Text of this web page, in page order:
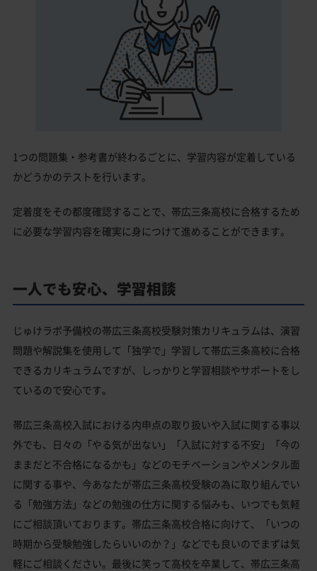
1つの問題集・参考書が終わるごとに、学習内容が定着している
かどうかのテストを行います。
定着度をその都度確認することで、帯広三条高校に合格するため
に必要な学習内容を確実に身につけて進めることができます。
一人でも安心、学習相談
じゅけラボ予備校の帯広三条高校受験対策カリキュラムは、演習
問題や解説集を使用して「独学で」学習して帯広三条高校に合格
できるカリキュラムですが、しっかりと学習相談やサポートをし
ているので安心です。
帯広三条高校入試における内申点の取り扱いや入試に関する事以
外でも、日々の「やる気が出ない」「入試に対する不安」「今の
ままだと不合格になるかも」などのモチベーションやメンタル面
に関する事や、今あなたが帯広三条高校受験の為に取り組んでい
る「勉強方法」などの勉強の仕方に関する悩みも、いつでも気軽
にご相談頂いております。帯広三条高校合格に向けて、「いつの
時期から受験勉強したらいいのか？」などでも良いのでまずは気
軽にご相談ください。最後に笑って高校を卒業して、帯広三条高